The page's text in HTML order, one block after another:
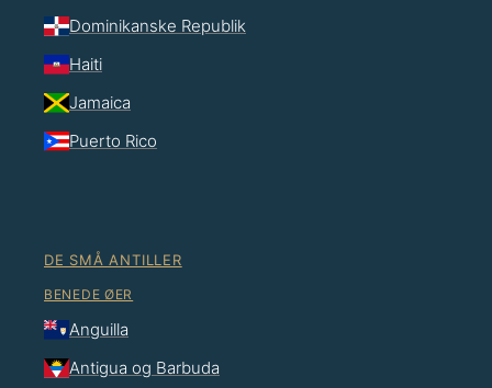
Dominikanske Republik
Haiti
Jamaica
Puerto Rico
DE SMÅ ANTILLER
BENEDE ØER
Anguilla
Antigua og Barbuda